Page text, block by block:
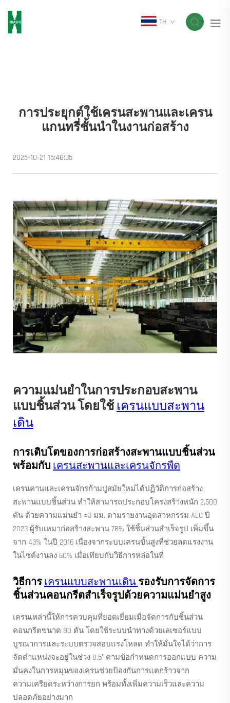
TH
การประยุกต์ใช้เครนสะพานและเครน
แกนทรี่ชั้นนำในงานก่อสร้าง
2025-10-21 15:48:35
ความแม่นยำในการประกอบสะพาน
แบบชิ้นส่วน โดยใช้ เครนแบบสะพาน
เดิน
การเติบโตของการก่อสร้างสะพานแบบชิ้นส่วน
พร้อมกับ เครนสะพานและเครนจักรพืด
เครนคานและเครนจักรก้ามปูสมัยใหม่ได้ปฏิวัติการก่อสร้าง
สะพานแบบชิ้นส่วน ทำให้สามารถประกอบโครงสร้างหนัก 2,500
ตัน ด้วยความแม่นยำ ±3 มม. ตามรายงานอุตสาหกรรม AEC ปี
2023 ผู้รับเหมาก่อสร้างสะพาน 78% ใช้ชิ้นส่วนสำเร็จรูป เพิ่มขึ้น
จาก 43% ในปี 2016 เนื่องจากระบบเครนขั้นสูงที่ช่วยลดแรงงาน
ในไซต์งานลง 60% เมื่อเทียบกับวิธีการหล่อในที่
วิธีการเครนแบบสะพานเดินรองรับการจัดการ
ชิ้นส่วนคอนกรีตสำเร็จรูปด้วยความแม่นยำสูง
เครนเหล่านี้ให้การควบคุมที่ยอดเยี่ยมเมื่อจัดการกับชิ้นส่วน
คอนกรีตขนาด 80 ตัน โดยใช้ระบบนำทางด้วยเลเซอร์แบบ
บูรณาการและระบบตรวจสอบแรงโหลด ทำให้มั่นใจได้ว่าการ
จัดตำแหน่งจะอยู่ในช่วง 0.5° ตามข้อกำหนดการออกแบบ ความ
มั่นคงในการหมุนของเครนช่วยป้องกันการแตกร้าวจาก
ความเครียดระหว่างการยก พร้อมทั้งเพิ่มความเร็วและความ
ปลอดภัยอย่างมาก